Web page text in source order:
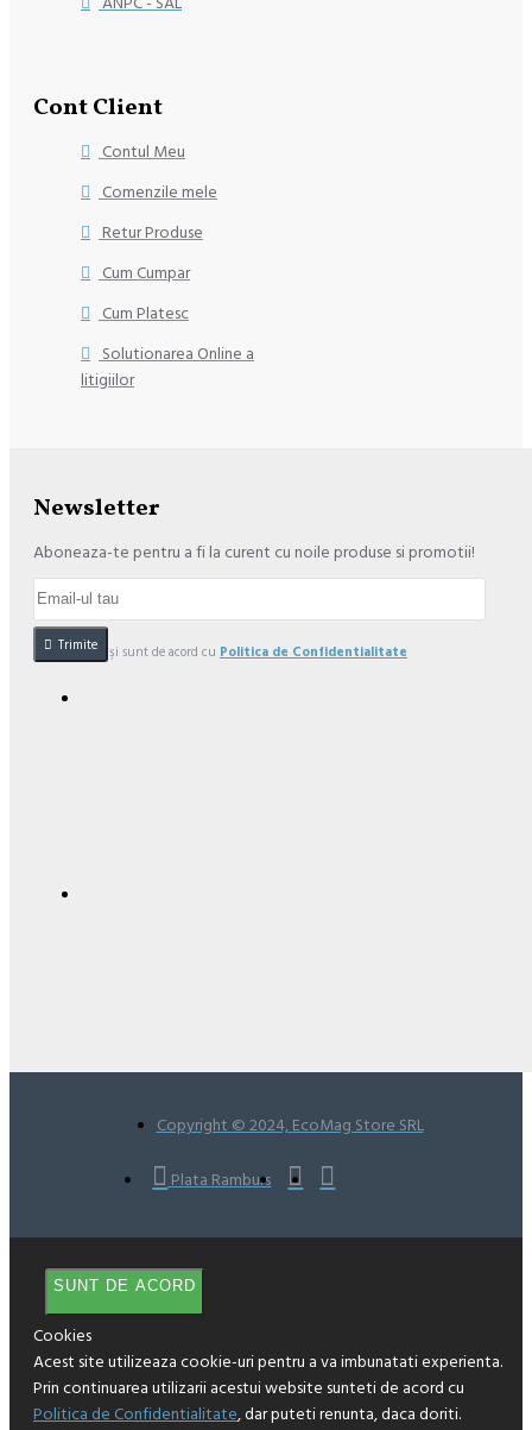
Cont Client
Contul Meu
Comenzile mele
Retur Produse
Cum Cumpar
Cum Platesc
Solutionarea Online a
litigiilor
Newsletter
Aboneaza-te pentru a fi la curent cu noile produse si promotii!
Trimite
Am citit şi sunt de acord cu Politica de Confidentialitate
Copyright © 2024, EcoMag Store SRL
Plata Ramburs
SUNT DE ACORD
Cookies
Acest site utilizeaza cookie-uri pentru a va imbunatati experienta.
Prin continuarea utilizarii acestui website sunteti de acord cu
Politica de Confidentialitate, dar puteti renunta, daca doriti.